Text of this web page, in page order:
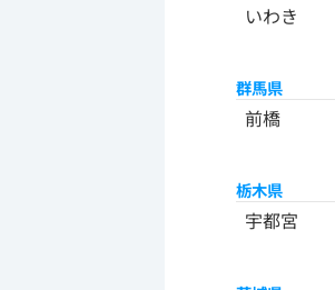
いわき
群馬県
前橋
栃木県
宇都宮